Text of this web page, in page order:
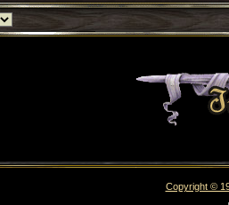
Torna indietro
Copyright ©